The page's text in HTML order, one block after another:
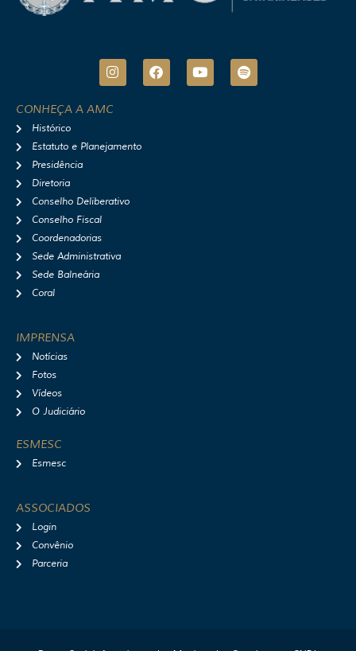
I
n
t
r
F
a
Y
o
S
p
CONHEÇA A AMC
Histórico
Estatuto e Planejamento
Presidência
Diretoria
Conselho Deliberativo
Conselho Fiscal
Coordenadorias
Sede Administrativa
Sede Balneária
Coral
IMPRENSA
Notícias
Fotos
Vídeos
O Judiciário
ESMESC
Esmesc
ASSOCIADOS
Login
Convênio
Parceria